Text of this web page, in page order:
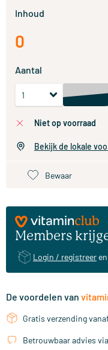
Inhoud
0
Aantal
niet op voorraad
Bekijk de lokale
Bewaar
Members
Login / registreer
De voordelen van
Gratis verzending
Betrouwbaar advies